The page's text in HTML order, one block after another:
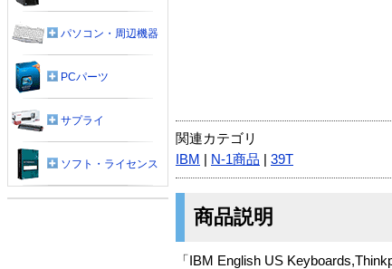
関連カテゴリ
IBM
N-1商品 39T
商品説明
「IBM English US
パソコン・周辺機器
PCパーツ
サプライ
ソフト・ライセンス